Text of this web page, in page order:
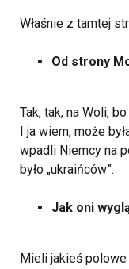
Właśnie z tamtej
Od strony
Tak, tak, na Woli,
I ja wiem, może
wpadli Niemcy na
było „ukraińców”.
Jak oni
Mieli jakieś polowe